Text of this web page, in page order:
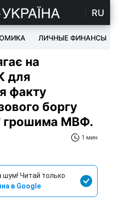
RU
ЛИЧНЫЕ ФИНАНСЫ
на
для
факту
боргу
грошима МВФ.
1 мин
шум! Читай только
в Google